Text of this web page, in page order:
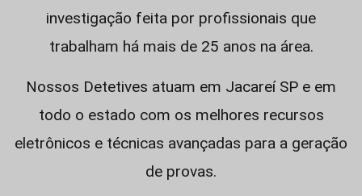
investigação feita por profissionais que
trabalham há mais de 25 anos na área.
Nossos Detetives atuam em Jacareí SP e em
todo o estado com os melhores recursos
eletrônicos e técnicas avançadas para a geração
de provas.